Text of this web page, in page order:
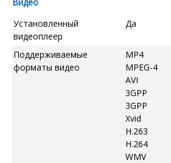
Установленный
видеоплеер
Да
Поддерживаемые
форматы видео
MP4
MPEG-4
AVI
3GPP
3GPP
Xvid
H.263
H.264
WMV